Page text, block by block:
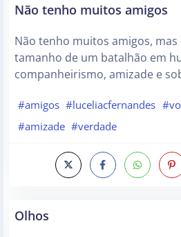
Não tenho muitos amigos
Não tenho muitos amigos,
tamanho de um batalhão em
companheirismo, amizade e
#amigos #luceliacfernandes
#amizade #verdade
Olhos